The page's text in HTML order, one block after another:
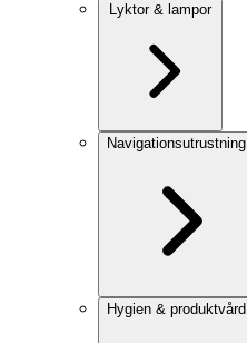
Lyktor & lampor
Navigationsutrustning
Hygien & produktvård